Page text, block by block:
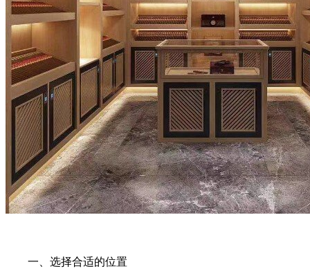
一、选择合适的位置